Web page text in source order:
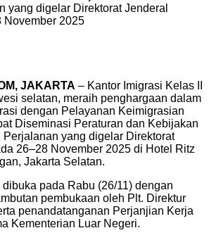
yang digelar Direktorat Jenderal
November 2025
JAKARTA – Kantor Imigrasi Kelas II
selatan, meraih penghargaan dalam
dengan Pelayanan Keimigrasian
Diseminasi Peraturan dan Kebijakan
yang digelar Direktorat
26–28 November 2025 di Hotel Ritz
Jakarta Selatan.
pada Rabu (26/11) dengan
pembukaan oleh Plt. Direktur
penandatanganan Perjanjian Kerja
Kementerian Luar Negeri.